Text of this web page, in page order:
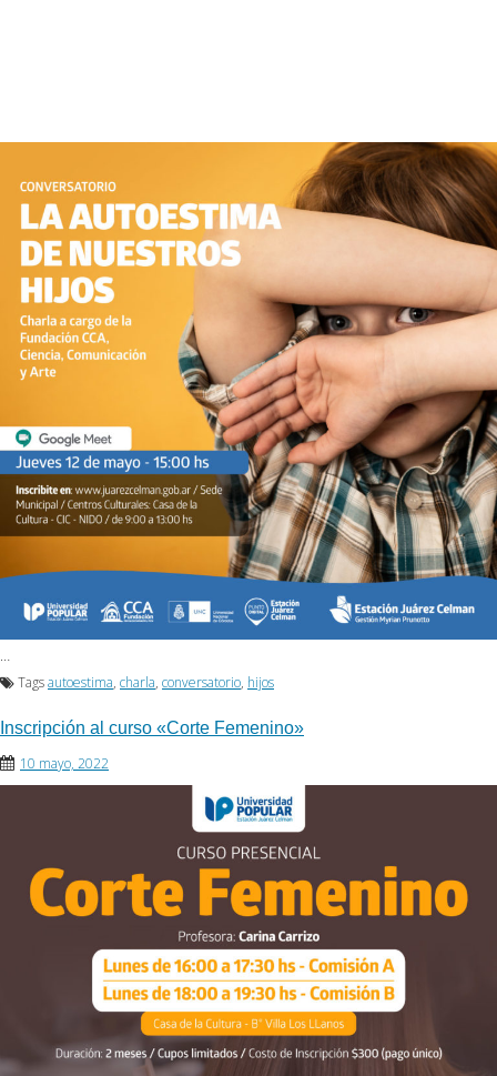
Tagsautoestima, charla, conversatorio, hijos
Inscripción al curso «Corte Femenino»
10 mayo, 2022